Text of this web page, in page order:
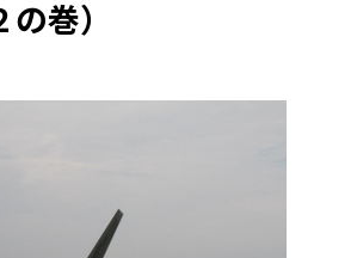
巻）